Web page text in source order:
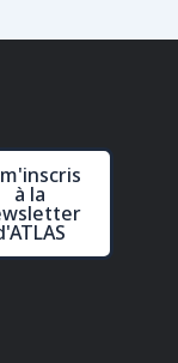
m'inscris
à la